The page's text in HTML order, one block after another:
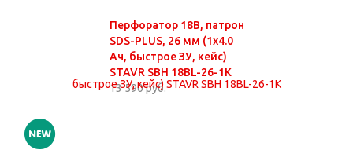
Перфоратор 18В, патрон
SDS-PLUS, 26 мм (1х4.0
Ач, быстрое ЗУ, кейс)
STAVR SBH 18BL-26-1K
13 590 руб.